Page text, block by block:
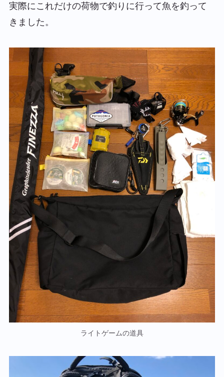
実際にこれだけの荷物で釣りに行って魚を釣って
きました。
ライトゲームの道具